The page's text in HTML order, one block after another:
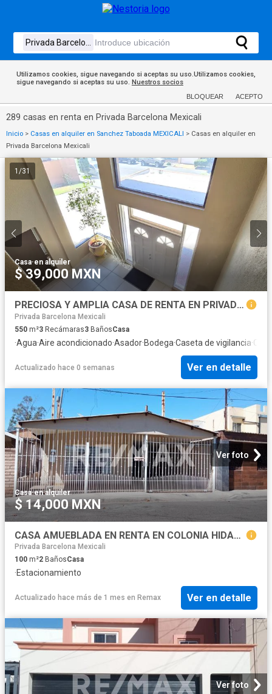
Utilizamos cookies, sigue navegando si aceptas su uso.Utilizamos cookies,
sigue navegando si aceptas su uso. Nuestros socios
BLOQUEAR ACEPTO
289 casas en renta en Privada Barcelona Mexicali
Inicio > Casas en alquiler en Sanchez Taboada MEXICALI > Casas en alquiler en
Privada Barcelona Mexicali
1 /31
Casa·en alquiler
$ 39,000 MXN
PRECIOSA Y AMPLIA CASA DE RENTA EN PRIVADA LOS ARCOS
Privada Barcelona Mexicali
550 m²3 Recámaras3 BañosCasa
·Agua·Aire acondicionado·Asador·Bodega·Caseta de vigilancia·
Actualizado hace 0 semanas Ver en detalle
Ver foto
Casa·en alquiler
$ 14,000 MXN
CASA AMUEBLADA EN RENTA EN COLONIA HIDALGO, MEXICALI BC
Privada Barcelona Mexicali
100 m²2 BañosCasa
·Estacionamiento
Actualizado hace más de 1 mes en Remax Ver en detalle
Ver foto